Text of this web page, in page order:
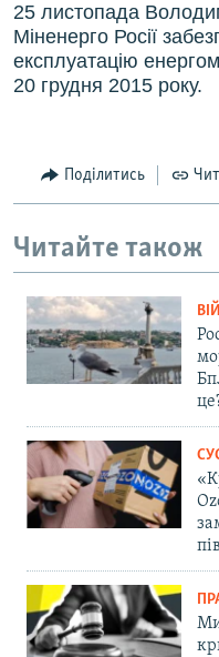
25 листопада
Міненерго Росії
експлуатацію
20 грудня 2015 року.
Поділитись
Читайте також